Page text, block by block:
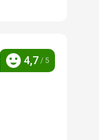
Ocena
4,7 / 5